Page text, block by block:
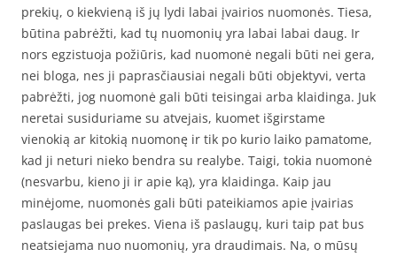
prekių, o kiekvieną iš jų lydi labai įvairios nuomonės. Tiesa,
būtina pabrėžti, kad tų nuomonių yra labai labai daug. Ir
nors egzistuoja požiūris, kad nuomonė negali būti nei gera,
nei bloga, nes ji paprasčiausiai negali būti objektyvi, verta
pabrėžti, jog nuomonė gali būti teisingai arba klaidinga. Juk
neretai susiduriame su atvejais, kuomet išgirstame
vienokią ar kitokią nuomonę ir tik po kurio laiko pamatome,
kad ji neturi nieko bendra su realybe. Taigi, tokia nuomonė
(nesvarbu, kieno ji ir apie ką), yra klaidinga. Kaip jau
minėjome, nuomonės gali būti pateikiamos apie įvairias
paslaugas bei prekes. Viena iš paslaugų, kuri taip pat bus
neatsiejama nuo nuomonių, yra draudimais. Na, o mūsų